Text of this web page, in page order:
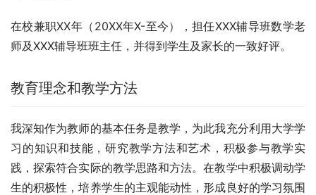
在校兼职XX年（20XX年X-至今），担任XXX辅导班数学老
师及XXX辅导班班主任，并得到学生及家长的一致好评。
教育理念和教学方法
我深知作为教师的基本任务是教学，为此我充分利用大学学
习的知识和技能，研究教学方法和艺术，积极参与教学实
践，探索符合实际的教学思路和方法。在教学中积极调动学
生的积极性，培养学生的主观能动性，形成良好的学习氛围